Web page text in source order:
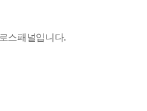
스패널입니다.